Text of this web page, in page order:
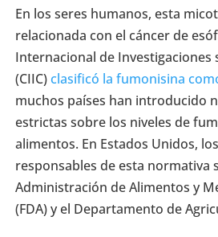
En los seres humanos, esta
relacionada con el cáncer de
Internacional de Investigaciones
(CIIC)clasificó la fumonisina
muchos países han introducido
estrictas sobre los niveles de
alimentos. En Estados Unidos,
responsables de esta normativa
Administración de Alimentos y
(FDA) y el Departamento de